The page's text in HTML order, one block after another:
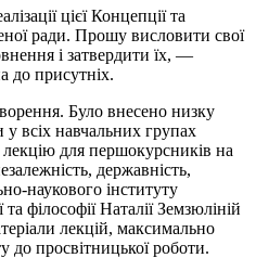
цієї Концепції та
ради. Прошу висловити свої
і затвердити їх, —
до присутніх.
Було внесено низку
всіх навчальних групах
для першокурсників на
державність,
наукового інституту
філософії Наталії Земзюліній
лекцій, максимально
до просвітницької роботи.